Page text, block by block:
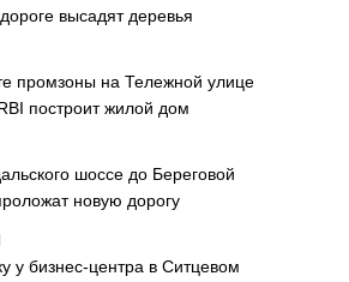
высадят деревья
промзоны на Тележной улице
построит жилой дом
шоссе до Береговой
новую дорогу
у бизнес-центра в Ситцевом